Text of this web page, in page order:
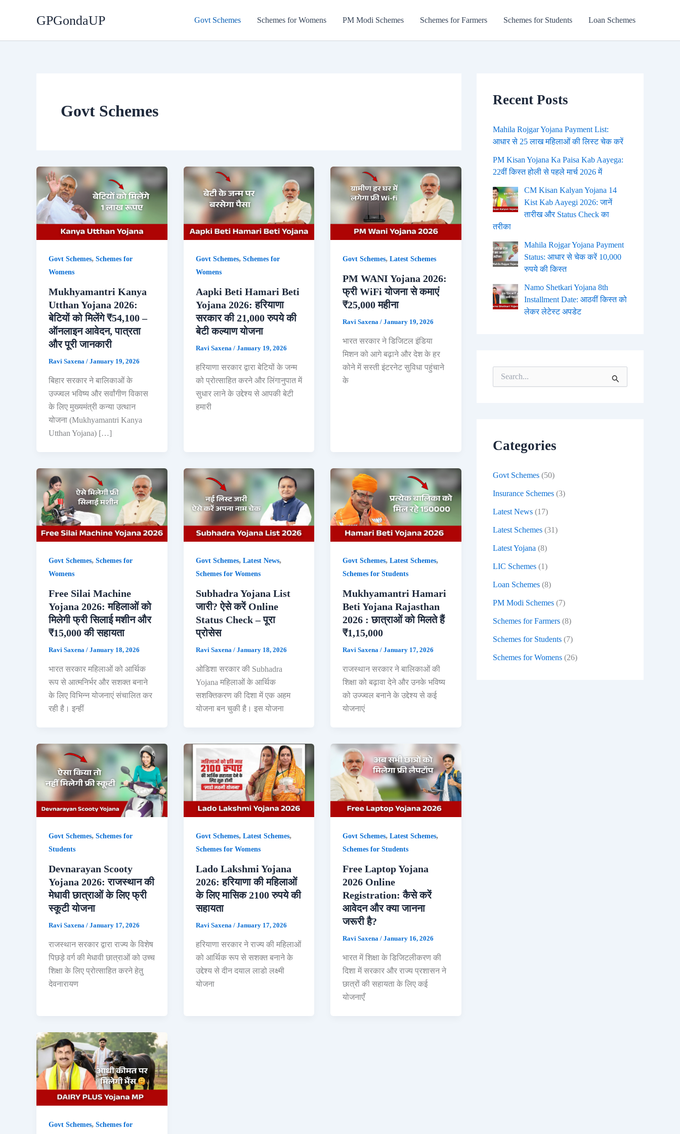
GPGondaUP Govt Schemes Schemes for Womens PM Modi Schemes Schemes for Farmers Schemes for Students Loan Schemes
Govt Schemes
Govt Schemes, Schemes for
Womens
Mukhyamantri Kanya
Utthan Yojana 2026:
बेटियों को मिलेंगे ₹54,100 –
ऑनलाइन आवेदन, पात्रता
और पूरी जानकारी
Ravi Saxena / January 19, 2026
बिहार सरकार ने बालिकाओं के
उज्ज्वल भविष्य और सर्वांगीण विकास
के लिए मुख्यमंत्री कन्या उत्थान
योजना (Mukhyamantri Kanya
Utthan Yojana) […]
Govt Schemes, Schemes for
Womens
Aapki Beti Hamari Beti
Yojana 2026: हरियाणा
सरकार की 21,000 रुपये की
बेटी कल्याण योजना
Ravi Saxena / January 19, 2026
हरियाणा सरकार द्वारा बेटियों के जन्म
को प्रोत्साहित करने और लिंगानुपात में
सुधार लाने के उद्देश्य से आपकी बेटी
हमारी
Govt Schemes,Latest Schemes
PM WANI Yojana 2026:
फ्री WiFi योजना से कमाएं
₹25,000 महीना
Ravi Saxena/January 19, 2026
भारत सरकार ने डिजिटल इंडिया
मिशन को आगे बढ़ाने और देश के हर
कोने में सस्ती इंटरनेट सुविधा पहुंचाने
के
Govt Schemes, Schemes for
Womens
Free Silai Machine
Yojana 2026: महिलाओं को
मिलेगी फ्री सिलाई मशीन और
₹15,000 की सहायता
Ravi Saxena / January 18, 2026
भारत सरकार महिलाओं को आर्थिक
रूप से आत्मनिर्भर और सशक्त बनाने
के लिए विभिन्न योजनाएं संचालित कर
रही है। इन्हीं
Govt Schemes, Latest News,
Schemes for Womens
Subhadra Yojana List
जारी? ऐसे करें Online
Status Check – पूरा
प्रोसेस
Ravi Saxena / January 18, 2026
ओडिशा सरकार की Subhadra
Yojana महिलाओं के आर्थिक
सशक्तिकरण की दिशा में एक अहम
योजना बन चुकी है। इस योजना
Govt Schemes,Latest Schemes,
Schemes for Students
Mukhyamantri Hamari
Beti Yojana Rajasthan
2026 : छात्राओं को मिलते हैं
₹1,15,000
Ravi Saxena/January 17, 2026
राजस्थान सरकार ने बालिकाओं की
शिक्षा को बढ़ावा देने और उनके भविष्य
को उज्ज्वल बनाने के उद्देश्य से कई
योजनाएं
Govt Schemes, Schemes for
Students
Devnarayan Scooty
Yojana 2026: राजस्थान की
मेधावी छात्राओं के लिए फ्री
स्कूटी योजना
Ravi Saxena / January 17, 2026
राजस्थान सरकार द्वारा राज्य के विशेष
पिछड़े वर्ग की मेधावी छात्राओं को उच्च
शिक्षा के लिए प्रोत्साहित करने हेतु
देवनारायण
Govt Schemes, Latest Schemes,
Schemes for Womens
Lado Lakshmi Yojana
2026: हरियाणा की महिलाओं
के लिए मासिक 2100 रुपये की
सहायता
Ravi Saxena / January 17, 2026
हरियाणा सरकार ने राज्य की महिलाओं
को आर्थिक रूप से सशक्त बनाने के
उद्देश्य से दीन दयाल लाडो लक्ष्मी
योजना
Govt Schemes,Latest Schemes,
Schemes for Students
Free Laptop Yojana
2026 Online
Registration: कैसे करें
आवेदन और क्या जानना
जरूरी है?
Ravi Saxena/January 16, 2026
भारत में शिक्षा के डिजिटलीकरण की
दिशा में सरकार और राज्य प्रशासन ने
छात्रों की सहायता के लिए कई
योजनाएँ
Govt Schemes, Schemes for
Recent Posts
Mahila Rojgar Yojana Payment List:
आधार से 25 लाख महिलाओं की लिस्ट चेक करें
PM Kisan Yojana Ka Paisa Kab Aayega:
22वीं किस्त होली से पहले मार्च 2026 में
CM Kisan Kalyan Yojana 14
Kist Kab Aayegi 2026: जानें
तारीख और Status Check का
तरीका
Mahila Rojgar Yojana Payment
Status: आधार से चेक करें 10,000
रुपये की किस्त
Namo Shetkari Yojana 8th
Installment Date: आठवीं किस्त को
लेकर लेटेस्ट अपडेट
o
Categories
Govt Schemes (50)
Insurance Schemes (3)
Latest News (17)
Latest Schemes (31)
Latest Yojana (8)
LIC Schemes (1)
Loan Schemes (8)
PM Modi Schemes (7)
Schemes for Farmers (8)
Schemes for Students (7)
Schemes for Womens (26)